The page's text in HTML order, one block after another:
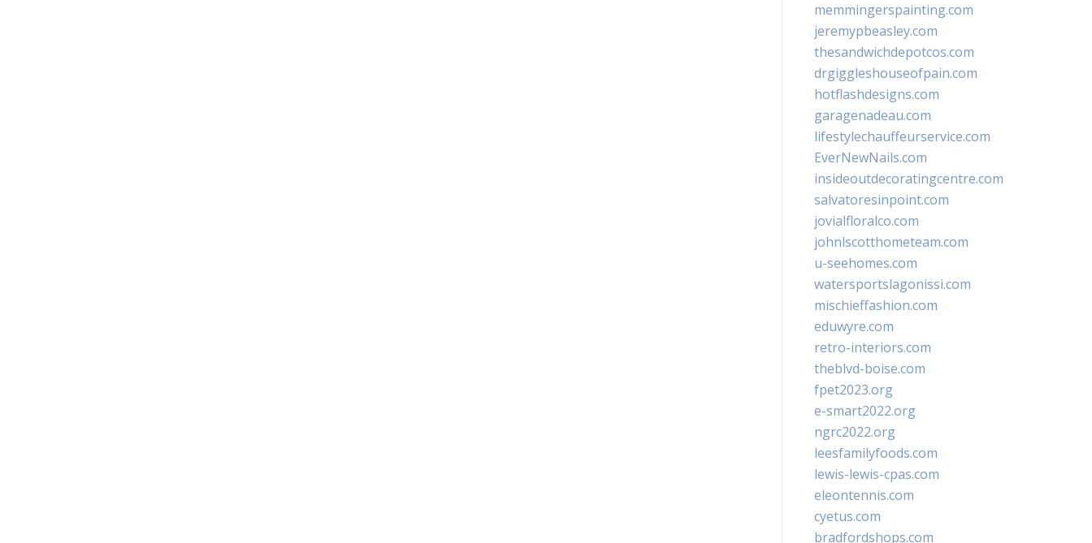
memmingerspainting.com
jeremypbeasley.com
thesandwichdepotcos.com
drgiggleshouseofpain.com
hotflashdesigns.com
garagenadeau.com
lifestylechauffeurservice.com
EverNewNails.com
insideoutdecoratingcentre.com
salvatoresinpoint.com
jovialfloralco.com
johnlscotthometeam.com
u-seehomes.com
watersportslagonissi.com
mischieffashion.com
eduwyre.com
retro-interiors.com
theblvd-boise.com
fpet2023.org
e-smart2022.org
ngrc2022.org
leesfamilyfoods.com
lewis-lewis-cpas.com
eleontennis.com
cyetus.com
bradfordshops.com